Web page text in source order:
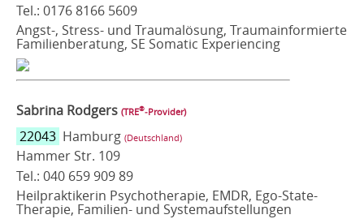
Tel.: 0176 8166 5609
Angst-, Stress- und Traumalösung, Traumainformierte
Familienberatung, SE Somatic Experiencing
Sabrina Rodgers (TRE®‑Provider)
22043 Hamburg (Deutschland)
Hammer Str. 109
Tel.: 040 659 909 89
Heilpraktikerin Psychotherapie, EMDR, Ego-State-
Therapie, Familien- und Systemaufstellungen